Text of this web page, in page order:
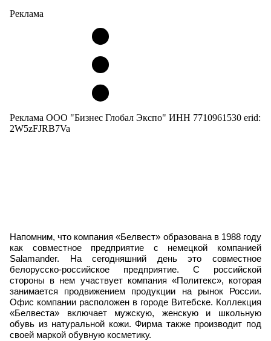
Реклама
Реклама ООО "Бизнес Глобал Экспо" ИНН 7710961530 erid:
2W5zFJRB7Va
Напомним, что компания «Белвест» образована в 1988 году
как совместное предприятие с немецкой компанией
Salamander. На сегодняшний день это совместное
белорусско-российское предприятие. С российской
стороны в нем участвует компания «Политекс», которая
занимается продвижением продукции на рынок России.
Офис компании расположен в городе Витебске. Коллекция
«Белвеста» включает мужскую, женскую и школьную
обувь из натуральной кожи. Фирма также производит под
своей маркой обувную косметику.